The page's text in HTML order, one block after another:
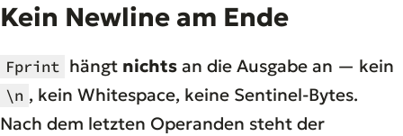
Kein Newline am Ende
Fprint hängt nichts an die Ausgabe an — kein
\n , kein Whitespace, keine Sentinel-Bytes.
Nach dem letzten Operanden steht der